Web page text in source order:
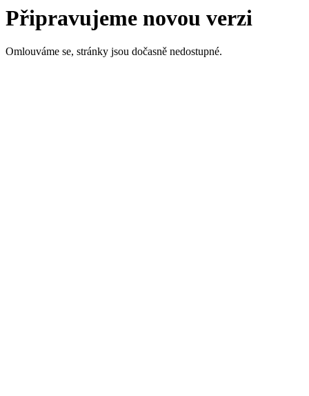
Připravujeme novou verzi
Omlouváme se, stránky jsou dočasně nedostupné.